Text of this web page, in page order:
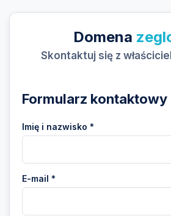
Domena
Skontaktuj się z
Formularz kontaktowy
Imię i nazwisko *
E-mail *